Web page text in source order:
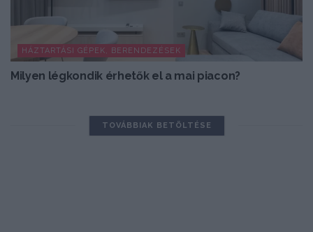
HÁZTARTÁSI GÉPEK, BERENDEZÉSEK
Milyen légkondik érhetők el a mai piacon?
TOVÁBBIAK BETÖLTÉSE